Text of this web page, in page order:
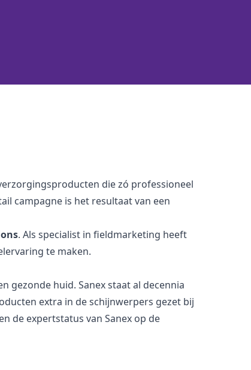
die zó professioneel
campagne is het resultaat van een
. Als specialist in fieldmarketing heeft
te maken.
gezonde huid. Sanex staat al decennia
extra in de schijnwerpers gezet bij
de expertstatus van Sanex op de